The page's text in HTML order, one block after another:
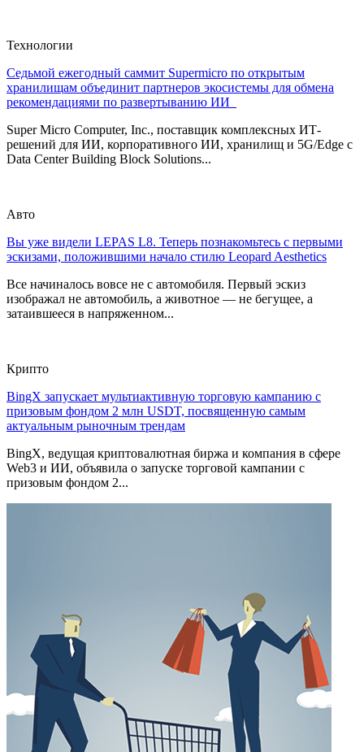
Технологии
Седьмой ежегодный саммит Supermicro по открытым
хранилищам объединит партнеров экосистемы для обмена
рекомендациями по развертыванию ИИ
Super Micro Computer, Inc., поставщик комплексных ИТ-
решений для ИИ, корпоративного ИИ, хранилищ и 5G/Edge с
Data Center Building Block Solutions...
Авто
Вы уже видели LEPAS L8. Теперь познакомьтесь с первыми
эскизами, положившими начало стилю Leopard Aesthetics
Все начиналось вовсе не с автомобиля. Первый эскиз
изображал не автомобиль, а животное — не бегущее, а
затаившееся в напряженном...
Крипто
BingX запускает мультиактивную торговую кампанию с
призовым фондом 2 млн USDT, посвященную самым
актуальным рыночным трендам
BingX, ведущая криптовалютная биржа и компания в сфере
Web3 и ИИ, объявила о запуске торговой кампании с
призовым фондом 2...